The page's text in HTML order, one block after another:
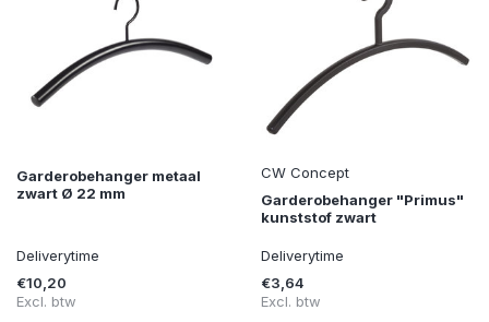
Garderobehanger metaal
zwart Ø 22 mm
Deliverytime
€10,20
Excl. btw
CW Concept
Garderobehanger "Primus"
kunststof zwart
Deliverytime
€3,64
Excl. btw